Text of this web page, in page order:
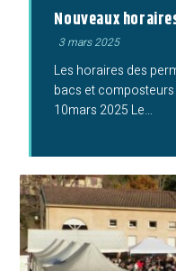
Nouveaux
Publication
3 mars 2025
Les horaires des
bacs et
10mars 2025 Le…